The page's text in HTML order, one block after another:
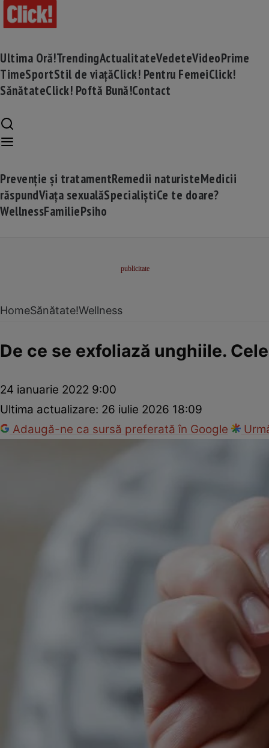
Ultima Oră!TrendingActualitateVedeteVideoPrime
TimeSportStil de viațăClick! Pentru FemeiClick!
SănătateClick! Poftă Bună!Contact
Prevenție și tratamentRemedii naturisteMedicii
răspundViața sexualăSpecialiștiCe te doare?
WellnessFamiliePsiho
HomeSănătate!Wellness
De ce se exfoliază unghiile.
24 ianuarie 2022 9:00
Ultima actualizare: 26 iulie 2026 18:09
Adaugă-ne ca sursă preferată în Google